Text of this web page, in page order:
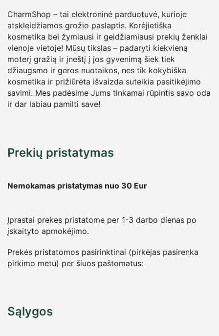
CharmShop – tai elektroninė parduotuvė, kurioje
atskleidžiamos grožio paslaptis. Korėjietiška
kosmetika bei žymiausi ir geidžiamiausi prekių ženklai
vienoje vietoje! Mūsų tikslas – padaryti kiekvieną
moterį gražią ir įneštį į jos gyvenimą šiek tiek
džiaugsmo ir geros nuotaikos, nes tik kokybiška
kosmetika ir prižiūrėta išvaizda suteikia pasitikėjimo
savimi. Mes padėsime Jums tinkamai rūpintis savo oda
ir dar labiau pamilti save!
Prekių pristatymas
Nemokamas pristatymas nuo 30 Eur
Įprastai prekes pristatome per 1-3 darbo dienas po
įskaityto apmokėjimo.
Prekės pristatomos pasirinktinai (pirkėjas pasirenka
pirkimo metu) per šiuos paštomatus:
Sąlygos